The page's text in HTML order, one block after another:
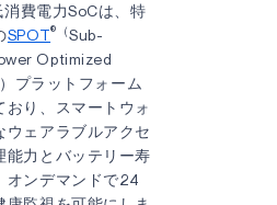
費電力SoCは、特
SPOT®（Sub-
Optimized
プラットフォーム
おり、スマートウォ
ウェアラブルアクセ
能力とバッテリー寿
オンデマンドで24